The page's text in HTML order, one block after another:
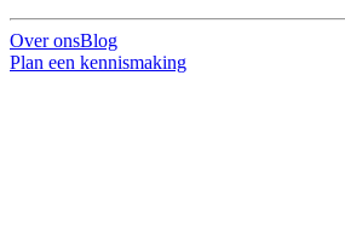
Over onsBlog
Plan een kennismaking